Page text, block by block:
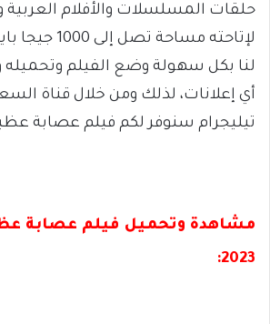
حلقات المسلسلات والأفلام العربية
لإتاحته مساحة
لنا بكل سهولة وضع الفيلم
أي إعلانات، لذلك ومن خلال قناة
تيليجرام سنوفر لكم فيلم عصابة
مشاهدة وتحميل فيلم عصابة
2023: